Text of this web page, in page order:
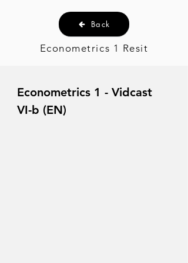
Back
Econometrics 1 Resit
Econometrics 1 - Vidcast
VI-b (EN)